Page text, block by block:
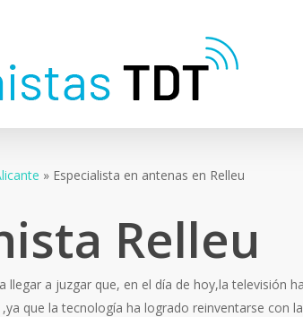
» Especialista en antenas en Relleu
Relleu
llegar a juzgar que, en el día de hoy,la televisión
que la tecnología ha logrado reinventarse con